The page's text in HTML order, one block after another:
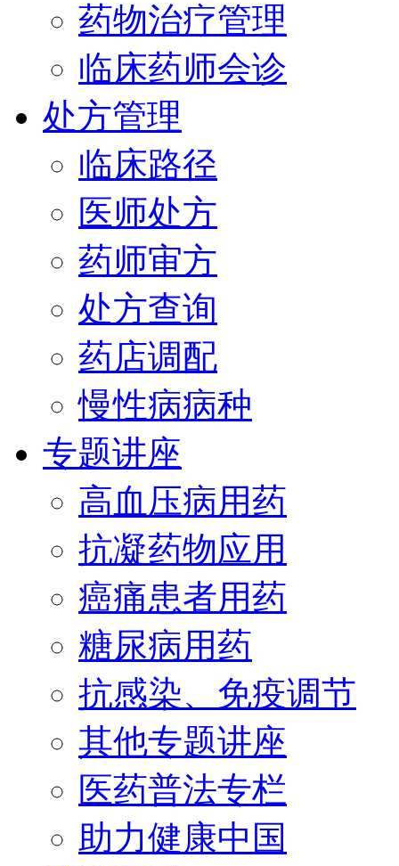
药物治疗管理
临床药师会诊
处方管理
临床路径
医师处方
药师审方
处方查询
药店调配
慢性病病种
专题讲座
高血压病用药
抗凝药物应用
癌痛患者用药
糖尿病用药
抗感染、免疫调节
其他专题讲座
医药普法专栏
助力健康中国